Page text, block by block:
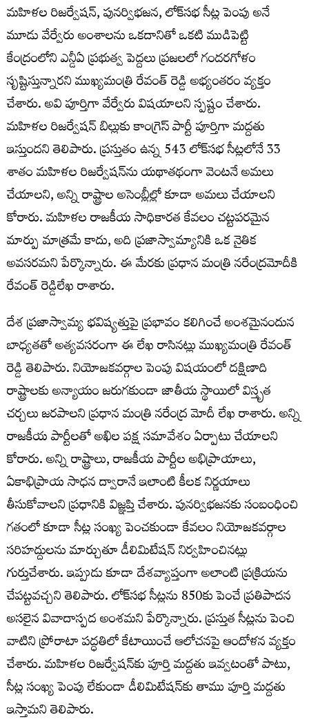
మహిళల రిజర్వేషన్, పునర్విభజన, లోక్‌సభ సీట్ల పెంపు అనే
మూడు వేర్వేరు అంశాలను ఒకదానితో ఒకటి ముడిపెట్టి
కేంద్రంలోని ఎన్డీఏ ప్రభుత్వ పెద్దలు ప్రజలలో గందరగోళం
సృష్టిస్తున్నారని ముఖ్యమంత్రి రేవంత్‌ రెడ్డి అభ్యంతరం వ్యక్తం
చేశారు. అవి పూర్తిగా వేర్వేరు విషయాలని స్పష్టం చేశారు.
మహిళల రిజర్వేషన్ బిల్లుకు కాంగ్రెస్ పార్టీ పూర్తిగా మద్దతు
ఇస్తుందని తెలిపారు. ప్రస్తుతం ఉన్న 543 లోక్‌సభ సీట్లలోనే 33
శాతం మహిళల రిజర్వేషన్‌ను యథాతథంగా వెంటనే అమలు
చేయాలని, అన్ని రాష్ట్రాల అసెంబ్లీల్లో కూడా అమలు చేయాలని
కోరారు. మహిళల రాజకీయ సాధికారత కేవలం చట్టపరమైన
మార్పు మాత్రమే కాదు, అది ప్రజాస్వామ్యానికి ఒక నైతిక
అవసరమని పేర్కొన్నారు. ఈ మేరకు ప్రధాన మంత్రి నరేంద్రమోదీకి
రేవంత్‌ రెడ్డిలేఖ రాశారు.
దేశ ప్రజాస్వామ్య భవిష్యత్తుపై ప్రభావం కలిగించే అంశమైనందున
బాధ్యతతో అత్యవసరంగా ఈ లేఖ రాసినట్లు ముఖ్యమంత్రి రేవంత్
రెడ్డి తెలిపారు. నియోజకవర్గాల పెంపు విషయంలో దక్షిణాది
రాష్ట్రాలకు అన్యాయం జరుగకుండా జాతీయ స్థాయిలో విస్తృత
చర్చలు జరపాలని ప్రధాన మంత్రి నరేంద్ర మోదీ లేఖ రాశారు. అన్ని
రాజకీయ పార్టీలతో అఖిల పక్ష సమావేశం ఏర్పాటు చేయాలని
కోరారు. అన్ని రాష్ట్రాలు, రాజకీయ పార్టీల అభిప్రాయాలు,
ఏకాభిప్రాయ సాధన ద్వారానే ఇలాంటి కీలక నిర్ణయాలు
తీసుకోవాలని ప్రధానికి విజ్ఞప్తి చేశారు. పునర్విభజనకు సంబంధించి
గతంలో కూడా సీట్ల సంఖ్య పెంచకుండా కేవలం నియోజకవర్గాల
సరిహద్దులను మార్చుతూ డీలిమిటేషన్ నిర్వహించినట్లు
గుర్తుచేశారు. ఇప్పుడు కూడా దేశవ్యాప్తంగా అలాంటి ప్రక్రియను
చేపట్టవచ్చని తెలిపారు. లోక్‌సభ సీట్లను 850కు పెంచే ప్రతిపాదన
అసలైన వివాదాస్పద అంశమని పేర్కొన్నారు. ప్రస్తుత సీట్లను పెంచి
వాటిని ప్రోరాటా పద్ధతిలో కేటాయించే ఆలోచనపై ఆందోళన వ్యక్తం
చేశారు. మహిళల రిజర్వేషన్‌కు పూర్తి మద్దతు ఇవ్వటంతో పాటు,
సీట్ల సంఖ్య పెంపు లేకుండా డీలిమిటేషన్‌కు తాము పూర్తి మద్దతు
ఇస్తామని తెలిపారు.